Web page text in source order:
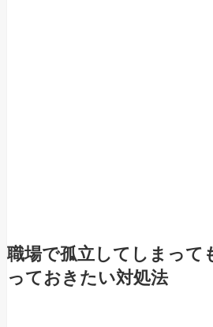
職場で孤立してしまって
っておきたい対処法